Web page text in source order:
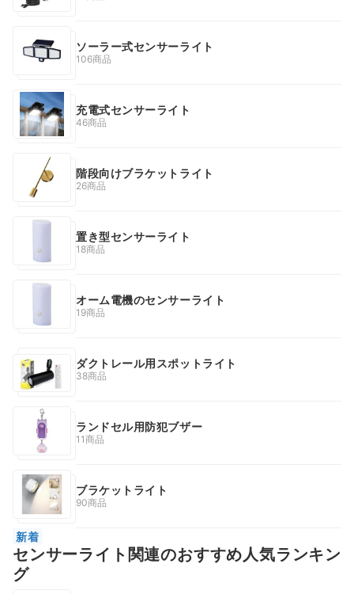
ソーラー式センサーライト
106商品
充電式センサーライト
46商品
階段向けブラケットライト
26商品
置き型センサーライト
18商品
オーム電機のセンサーライト
19商品
ダクトレール用スポットライト
38商品
ランドセル用防犯ブザー
11商品
ブラケットライト
90商品
新着
センサーライト関連のおすすめ人気ランキン
グ